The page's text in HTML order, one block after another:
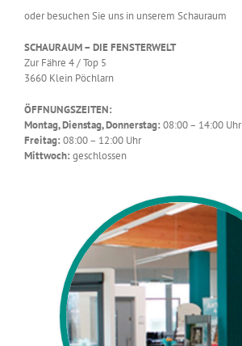
oder besuchen Sie uns in unserem Schauraum
SCHAURAUM – DIE FENSTERWELT
Zur Fähre 4 / Top 5
3660 Klein Pöchlarn
ÖFFNUNGSZEITEN:
Montag, Dienstag, Donnerstag: 08:00 – 14:00 Uhr
Freitag: 08:00 – 12:00 Uhr
Mittwoch: geschlossen